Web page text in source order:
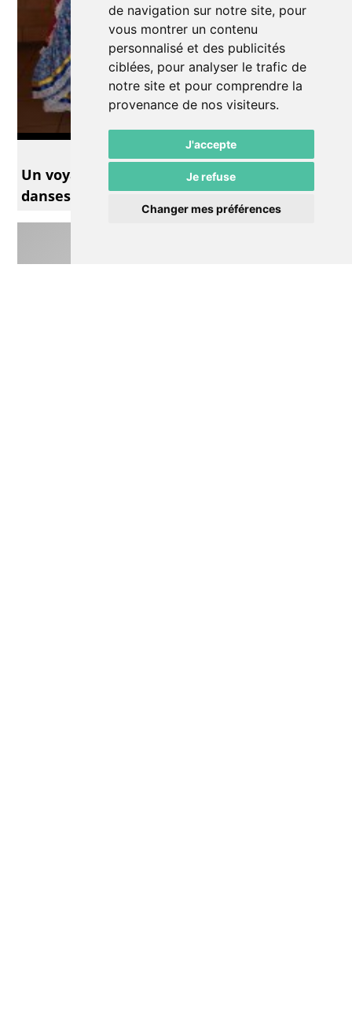
de navigation sur notre site, pour
vous montrer un contenu
personnalisé et des publicités
ciblées, pour analyser le trafic de
notre site et pour comprendre la
provenance de nos visiteurs.
J'accepte
Je refuse
Changer mes préférences
Un voyage fabuleux à la découverte de
danses folkloriques latino-américaines